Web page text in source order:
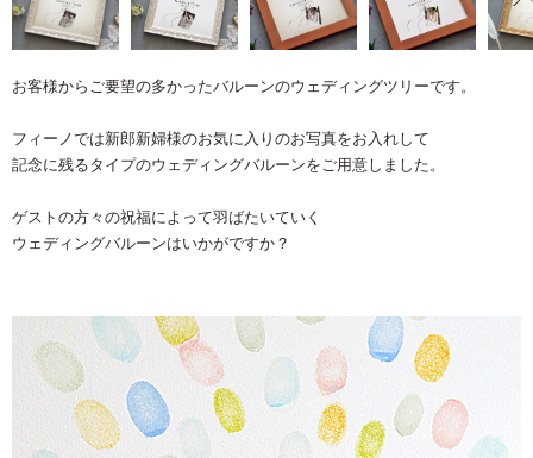
お客様からご要望の多かったバルーンのウェディングツリーです。
フィーノでは新郎新婦様のお気に入りのお写真をお入れして
記念に残るタイプのウェディングバルーンをご用意しました。
ゲストの方々の祝福によって羽ばたいていく
ウェディングバルーンはいかがですか？